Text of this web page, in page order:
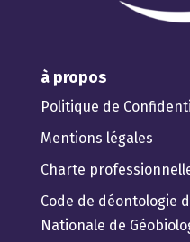
à propos
Politique de
Mentions légales
Charte
Code de déontologie
Nationale de